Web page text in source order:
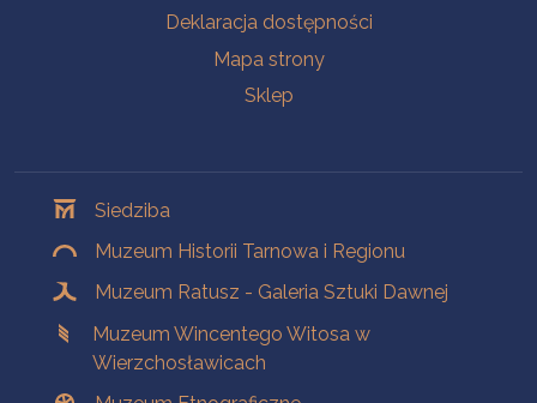
Deklaracja dostępności
Mapa strony
Sklep
Siedziba
Muzeum Historii Tarnowa i Regionu
Muzeum Ratusz - Galeria Sztuki Dawnej
Muzeum Wincentego Witosa w
Wierzchosławicach